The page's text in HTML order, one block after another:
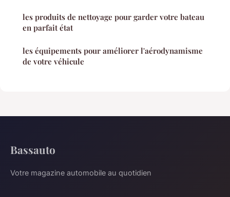
les produits de nettoyage pour garder votre bateau
en parfait état
les équipements pour améliorer l'aérodynamisme
de votre véhicule
Bassauto
Votre magazine automobile au quotidien